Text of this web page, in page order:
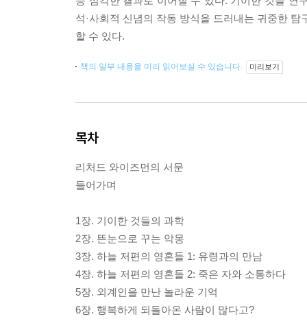
석·사회적 신념의 작동 방식을 드러내는 귀중한
할 수 있다.
책의 일부 내용을 미리 읽어보실 수 있습니다. 미리보기
목차
리처드 와이즈먼의 서문
들어가며
1장. 기이한 것들의 과학
2장. 뜬눈으로 꾸는 악몽
3장. 하늘 저편의 영혼들 1: 유령과의 만남
4장. 하늘 저편의 영혼들 2: 죽은 자와 소통하다
5장. 외계인을 만난 놀라운 기억
6장. 행복하게 되돌아온 사람이 많다고?